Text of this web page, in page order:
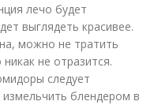
Лечо в духовке
лечо будет
выглядеть красивее.
можно не тратить
не отразится.
следует
измельчить блендером в